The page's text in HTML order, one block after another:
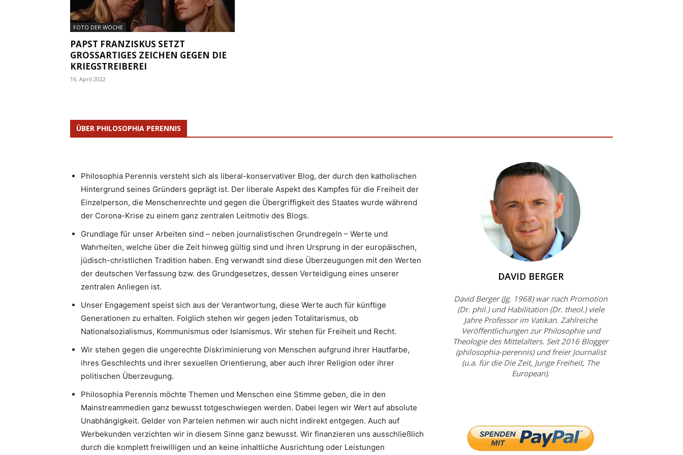
FOTO DER WOCHE
PAPST FRANZISKUS SETZT
GROSSARTIGES ZEICHEN GEGEN DIE K
RIEGSTREIBEREI
16. April 2022
ÜBER PHILOSOPHIA PERENNIS
Philosophia Perennis versteht sich als liberal-konservativer Blog, der durch den katholischen
Hintergrund seines Gründers geprägt ist. Der liberale Aspekt des Kampfes für die Freiheit der
Einzelperson, die Menschenrechte und gegen die Übergriffigkeit des Staates wurde während
der Corona-Krise zu einem ganz zentralen Leitmotiv des Blogs.
Grundlage für unser Arbeiten sind – neben journalistischen Grundregeln – Werte und
Wahrheiten, welche über die Zeit hinweg gültig sind und ihren Ursprung in der europäischen,
jüdisch-christlichen Tradition haben. Eng verwandt sind diese Überzeugungen mit den Werten
der deutschen Verfassung bzw. des Grundgesetzes, dessen Verteidigung eines unserer
zentralen Anliegen ist.
Unser Engagement speist sich aus der Verantwortung, diese Werte auch für künftige
Generationen zu erhalten. Folglich stehen wir gegen jeden Totalitarismus, ob
Nationalsozialismus, Kommunismus oder Islamismus. Wir stehen für Freiheit und Recht.
Wir stehen gegen die ungerechte Diskriminierung von Menschen aufgrund ihrer Hautfarbe,
ihres Geschlechts und ihrer sexuellen Orientierung, aber auch ihrer Religion oder ihrer
politischen Überzeugung.
Philosophia Perennis möchte Themen und Menschen eine Stimme geben, die in den
Mainstreammedien ganz bewusst totgeschwiegen werden. Dabei legen wir Wert auf absolute
Unabhängigkeit. Gelder von Parteien nehmen wir auch nicht indirekt entgegen. Auch auf
Werbekunden verzichten wir in diesem Sinne ganz bewusst. Wir finanzieren uns ausschließlich
durch die komplett freiwilligen und an keine inhaltliche Ausrichtung oder Leistungen
DAVID BERGER
David Berger (Jg. 1968) war nach Promotion
(Dr. phil.) und Habilitation (Dr. theol.) viele
Jahre Professor im Vatikan. Zahlreiche
Veröffentlichungen zur Philosophie und
Theologie des Mittelalters. Seit 2016 Blogger
(philosophia-perennis) und freier Journalist
(u.a. für die Die Zeit, Junge Freiheit, The
European).